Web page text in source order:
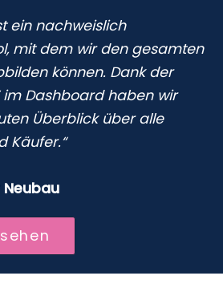
ein nachweislich
mit dem wir den gesamten
können. Dank der
im Dashboard haben wir
Überblick über alle
Käufer.“